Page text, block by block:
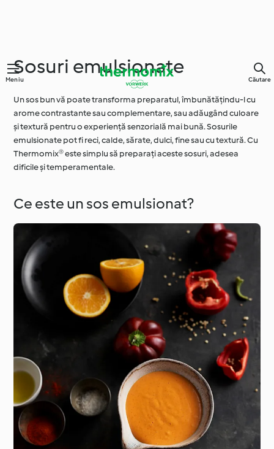
Meniu Căutare
Sosuri emulsionate
Un sos bun vă poate transforma preparatul, îmbunătățindu-l cu
arome contrastante sau complementare, sau adăugând culoare
și textură pentru o experiență senzorială mai bună. Sosurile
emulsionate pot fi reci, calde, sărate, dulci, fine sau cu textură. Cu
Thermomix® este simplu să preparați aceste sosuri, adesea
dificile și temperamentale.
Ce este un sos emulsionat?